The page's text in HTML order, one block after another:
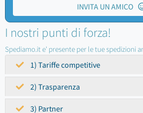
INVITA UN AMICO
I nostri punti di forza!
Spediamo.it e' presente per le tue spedizioni
1) Tariffe competitive
2) Trasparenza
3) Partner